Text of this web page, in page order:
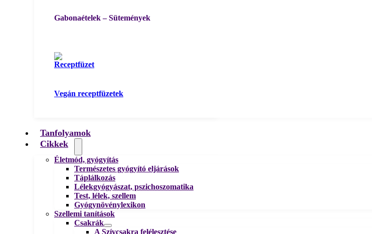
Gabonaételek – Sütemények
Vegán receptfüzetek
Tanfolyamok
Cikkek
Életmód, gyógyítás
Természetes gyógyító eljárások
Táplálkozás
Lélekgyógyászat, pszichoszomatika
Test, lélek, szellem
Gyógynövénylexikon
Szellemi tanítások
Csakrák
A Szívcsakra felélesztése